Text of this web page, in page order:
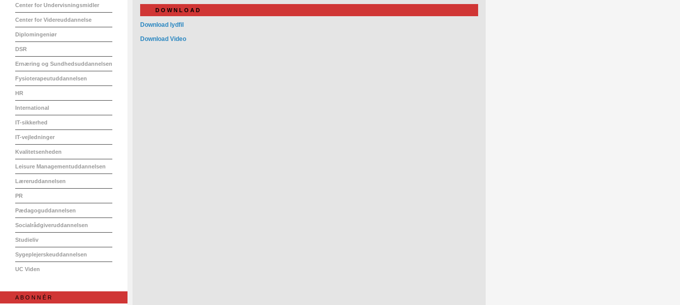
Center for Undervisningsmidler
Center for Videreuddannelse
Diplomingeniør
DSR
Ernæring og Sundhedsuddannelsen
Fysioterapeutuddannelsen
HR
International
IT-sikkerhed
IT-vejledninger
Kvalitetsenheden
Leisure Managementuddannelsen
Læreruddannelsen
PR
Pædagoguddannelsen
Socialrådgiveruddannelsen
Studieliv
Sygeplejerskeuddannelsen
UC Viden
ABONNÉR
DOWNLOAD
Download lydfil
Download Video